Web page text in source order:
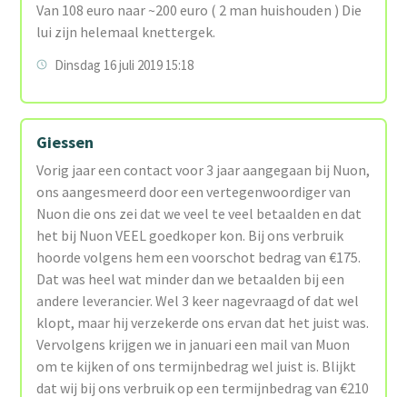
Van 108 euro naar ~200 euro ( 2 man huishouden ) Die
lui zijn helemaal knettergek.
Dinsdag 16 juli 2019 15:18
Giessen
Vorig jaar een contact voor 3 jaar aangegaan bij Nuon,
ons aangesmeerd door een vertegenwoordiger van
Nuon die ons zei dat we veel te veel betaalden en dat
het bij Nuon VEEL goedkoper kon. Bij ons verbruik
hoorde volgens hem een voorschot bedrag van €175.
Dat was heel wat minder dan we betaalden bij een
andere leverancier. Wel 3 keer nagevraagd of dat wel
klopt, maar hij verzekerde ons ervan dat het juist was.
Vervolgens krijgen we in januari een mail van Muon
om te kijken of ons termijnbedrag wel juist is. Blijkt
dat wij bij ons verbruik op een termijnbedrag van €210